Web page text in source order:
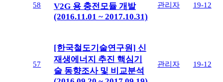
58
V2G 용 충전모듈 개발
(2016.11.01 ~ 2017.10.31)
관리자 19-12
57
[한국철도기술연구원] 신
재생에너지 추진 핵심기
술 동향조사 및 비교분석
관리자 19-12